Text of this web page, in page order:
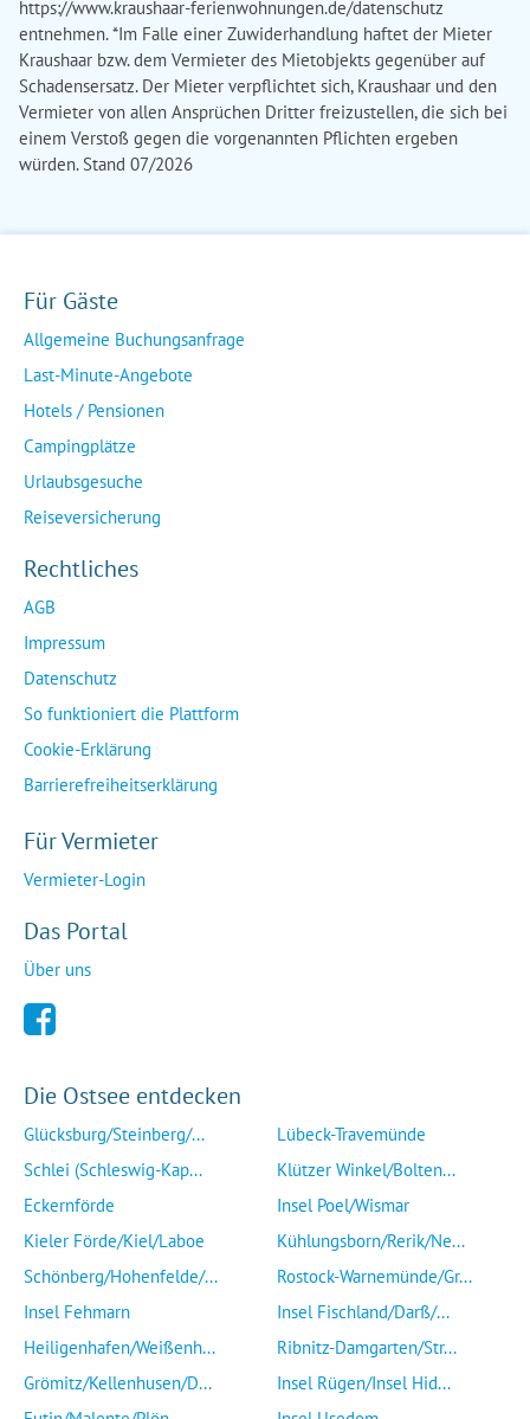
Für Gäste
Allgemeine Buchungsanfrage
Last-Minute-Angebote
Hotels / Pensionen
Campingplätze
Urlaubsgesuche
Reiseversicherung
Rechtliches
AGB
Impressum
Datenschutz
So funktioniert die Plattform
Cookie-Erklärung
Barrierefreiheitserklärung
Für Vermieter
Vermieter-Login
Das Portal
Über uns
Die Ostsee entdecken
Glücksburg/Steinberg/...
Schlei (Schleswig-Kap...
Eckernförde
Kieler Förde/Kiel/Laboe
Schönberg/Hohenfelde/...
Insel Fehmarn
Heiligenhafen/Weißenh...
Grömitz/Kellenhusen/D...
Lübeck-Travemünde
Klützer Winkel/Bolten...
Insel Poel/Wismar
Kühlungsborn/Rerik/Ne...
Rostock-Warnemünde/Gr...
Insel Fischland/Darß/...
Ribnitz-Damgarten/Str...
Insel Rügen/Insel Hid...